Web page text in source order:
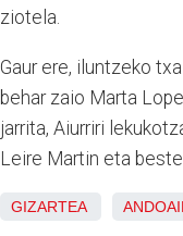
ziotela.
Gaur ere, iluntzeko
behar zaio Marta
jarrita, Aiurriri
Leire Martin eta
GIZARTEA